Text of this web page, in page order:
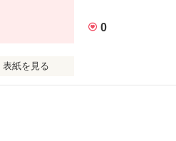
0
表紙を見る